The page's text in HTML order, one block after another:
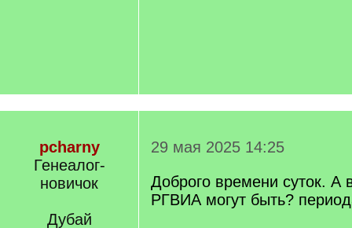
pcharny
Генеалог-
новичок
Дубай
29 мая 2025 14:25
Доброго времени суток. А
РГВИА могут быть?